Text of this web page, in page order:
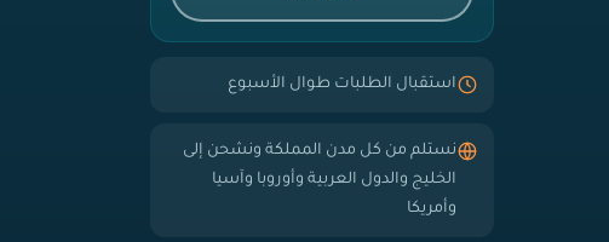
استقبال الطلبات طوال الأسبوع
نستلم من كل مدن المملكة ونشحن إلى
الخليج والدول العربية وأوروبا وآسيا
وأمريكا